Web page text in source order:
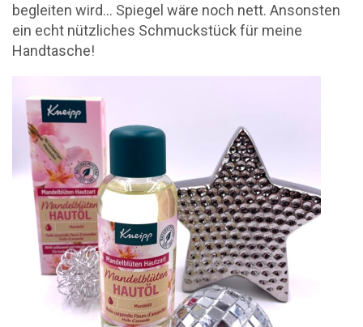
begleiten wird… Spiegel wäre noch nett. Ansonsten
ein echt nützliches Schmuckstück für meine
Handtasche!